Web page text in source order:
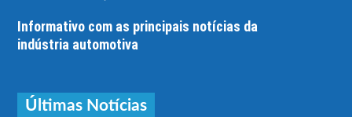
Informativo com as principais notícias da
indústria automotiva
Últimas Notícias